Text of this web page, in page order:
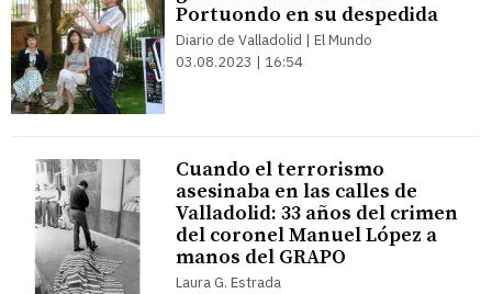
Portuondo en su despedida
Diario de Valladolid | El Mundo
03.08.2023 | 16:54
Cuando el terrorismo
asesinaba en las calles de
Valladolid: 33 años del crimen
del coronel Manuel López a
manos del GRAPO
Laura G. Estrada